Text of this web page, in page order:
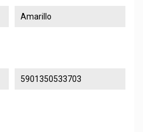
Amarillo
5901350533703